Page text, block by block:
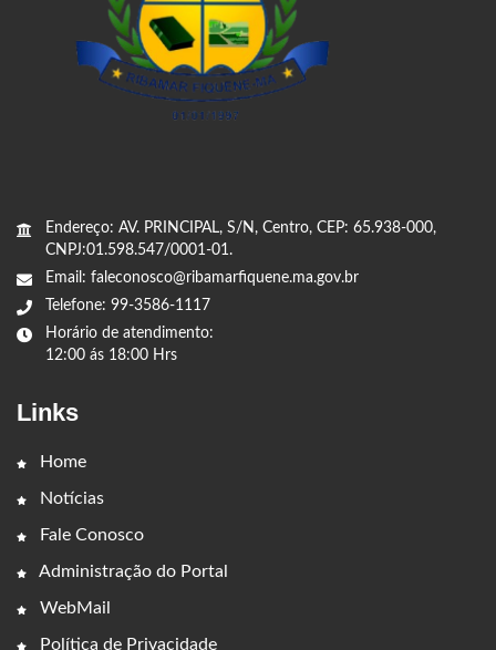
Endereço: AV. PRINCIPAL, S/N, Centro, CEP: 65.938-000,
CNPJ:01.598.547/0001-01.
Email: faleconosco@ribamarfiquene.ma.gov.br
Telefone: 99-3586-1117
Horário de atendimento:
12:00 ás 18:00 Hrs
Links
Home
Notícias
Fale Conosco
Administração do Portal
WebMail
Política de Privacidade